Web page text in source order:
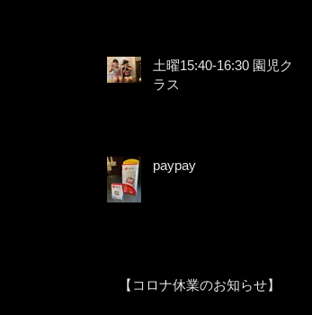
土曜15:40-16:30 園児ク
ラス
paypay
【コロナ休業のお知らせ】